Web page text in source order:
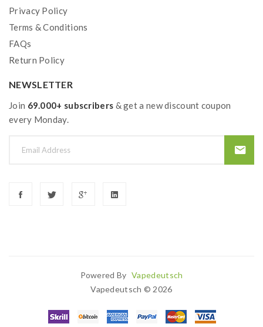
Privacy Policy
Terms & Conditions
FAQs
Return Policy
NEWSLETTER
Join 69.000+ subscribers & get a new discount coupon
every Monday.
Powered By
Judi Online Casinos Uk
Vapedeutsch
Vapedeutsch © 2026